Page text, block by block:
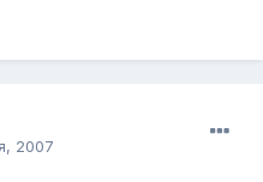
2007